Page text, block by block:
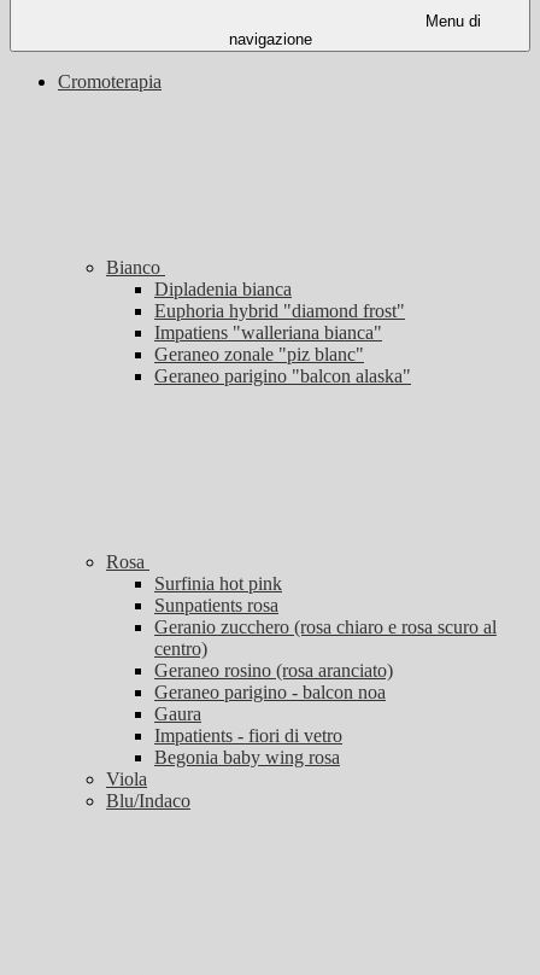
Menu di
navigazione
Cromoterapia
Bianco
Dipladenia bianca
Euphoria hybrid "diamond frost"
Impatiens "walleriana bianca"
Geraneo zonale "piz blanc"
Geraneo parigino "balcon alaska"
Rosa
Surfinia hot pink
Sunpatients rosa
Geranio zucchero (rosa chiaro e rosa scuro al
centro)
Geraneo rosino (rosa aranciato)
Geraneo parigino - balcon noa
Gaura
Impatients - fiori di vetro
Begonia baby wing rosa
Viola
Blu/Indaco